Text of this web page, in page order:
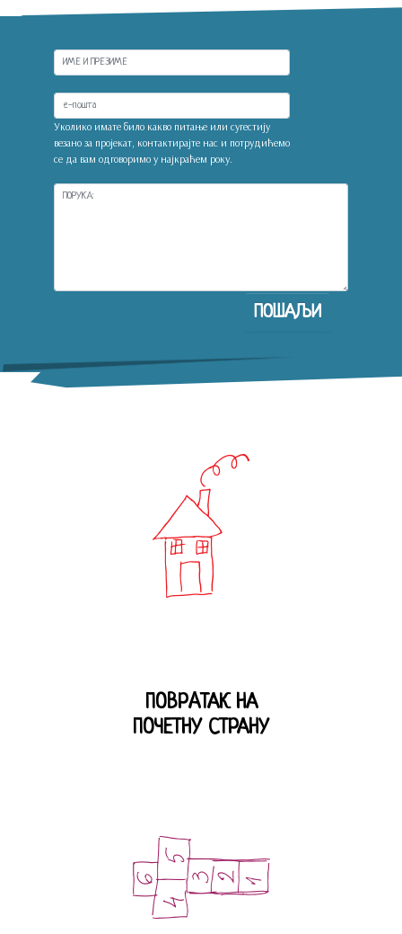
Уколико имате било какво питање или сугестију
везано за пројекат, контактирајте нас и потрудићемо
се да вам одговоримо у најкраћем року.
ПОВРAТАК НА
ПОЧЕТНУ СТРАНУ